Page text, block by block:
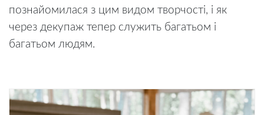
познайомилася з цим видом творчості, і як
через декупаж тепер служить багатьом і
багатьом людям.